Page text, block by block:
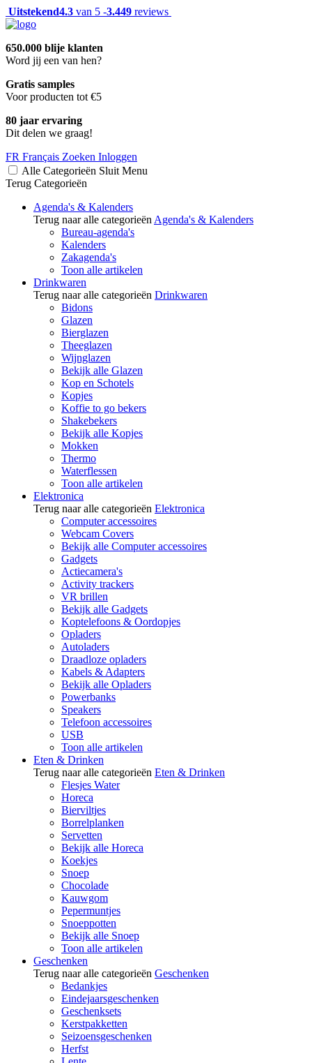
Uitstekend4.3 van 5 -3.449 reviews
650.000 blije klanten
Word jij een van hen?
Gratis samples
Voor producten tot €5
80 jaar ervaring
Dit delen we graag!
FR Français Zoeken Inloggen
Alle Categorieën Sluit Menu
Terug Categorieën
Agenda's & Kalenders
Terug naar alle categorieën Agenda's & Kalenders
Bureau-agenda's
Kalenders
Zakagenda's
Toon alle artikelen
Drinkwaren
Terug naar alle categorieën Drinkwaren
Bidons
Glazen
Bierglazen
Theeglazen
Wijnglazen
Bekijk alle Glazen
Kop en Schotels
Kopjes
Koffie to go bekers
Shakebekers
Bekijk alle Kopjes
Mokken
Thermo
Waterflessen
Toon alle artikelen
Elektronica
Terug naar alle categorieën Elektronica
Computer accessoires
Webcam Covers
Bekijk alle Computer accessoires
Gadgets
Actiecamera's
Activity trackers
VR brillen
Bekijk alle Gadgets
Koptelefoons & Oordopjes
Opladers
Autoladers
Draadloze opladers
Kabels & Adapters
Bekijk alle Opladers
Powerbanks
Speakers
Telefoon accessoires
USB
Toon alle artikelen
Eten & Drinken
Terug naar alle categorieën Eten & Drinken
Flesjes Water
Horeca
Bierviltjes
Borrelplanken
Servetten
Bekijk alle Horeca
Koekjes
Snoep
Chocolade
Kauwgom
Pepermuntjes
Snoeppotten
Bekijk alle Snoep
Toon alle artikelen
Geschenken
Terug naar alle categorieën Geschenken
Bedankjes
Eindejaarsgeschenken
Geschenksets
Kerstpakketten
Seizoensgeschenken
Herfst